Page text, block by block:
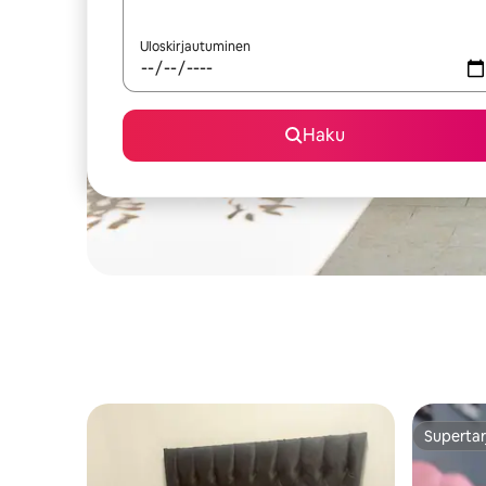
Uloskirjautuminen
Haku